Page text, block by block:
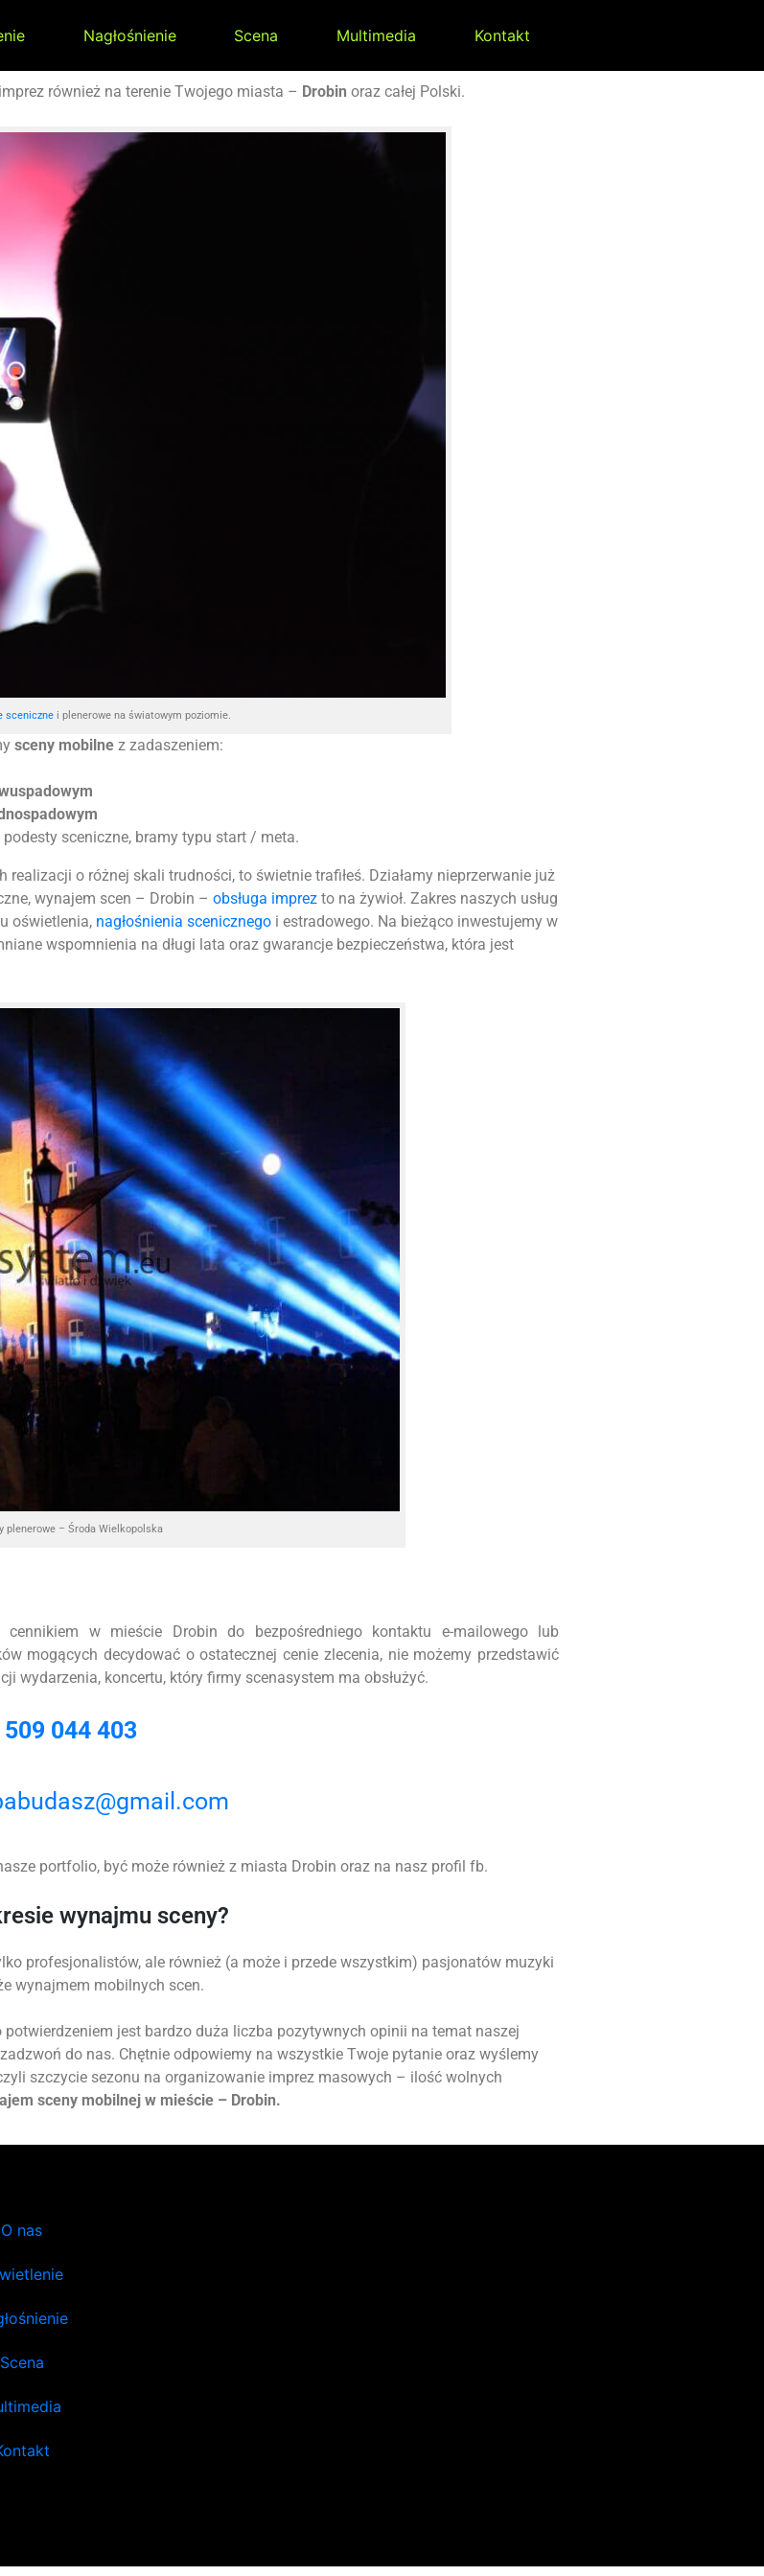
Nagłośnienie Scena Multimedia Kontakt
również na terenie Twojego miasta – Drobin oraz całej Polski.
scenicznei plenerowe na światowym poziomie.
sceny mobilne z zadaszeniem:
sceniczne, bramy typu start / meta.
o różnej skali trudności, to świetnie trafiłeś. Działamy nieprzerwanie już
wynajem scen – Drobin – obsługa imprez to na żywioł. Zakres naszych usług
oświetlenia, nagłośnienia scenicznego i estradowego. Na bieżąco inwestujemy w
wspomnienia na długi lata oraz gwarancje bezpieczeństwa, która jest
plenerowe – Środa Wielkopolska
w mieście Drobin do bezpośredniego kontaktu e-mailowego lub
mogących decydować o ostatecznej cenie zlecenia, nie możemy przedstawić
wydarzenia, koncertu, który firmy scenasystem ma obsłużyć.
509 044 403
portfolio, być może również z miasta Drobin oraz na nasz profil fb.
wynajmu sceny?
profesjonalistów, ale również (a może i przede wszystkim) pasjonatów muzyki
wynajmem mobilnych scen.
jest bardzo duża liczba pozytywnych opinii na temat naszej
do nas. Chętnie odpowiemy na wszystkie Twoje pytanie oraz wyślemy
szczycie sezonu na organizowanie imprez masowych – ilość wolnych
sceny mobilnej w mieście – Drobin.
O nas
Scena